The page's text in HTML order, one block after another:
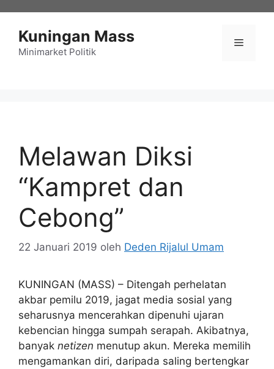
Kuningan Mass
Minimarket Politik
Menu
Melawan Diksi
“Kampret dan
Cebong”
22 Januari 2019 oleh Deden Rijalul Umam
KUNINGAN (MASS) – Ditengah perhelatan
akbar pemilu 2019, jagat media sosial yang
seharusnya mencerahkan dipenuhi ujaran
kebencian hingga sumpah serapah. Akibatnya,
banyak netizen menutup akun. Mereka memilih
mengamankan diri, daripada saling bertengkar